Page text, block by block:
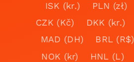
ISK (kr.)
PLN (zł)
CZK (Kč)
DKK (kr.)
MAD (DH)
BRL (R$)
NOK (kr)
HNL (L)